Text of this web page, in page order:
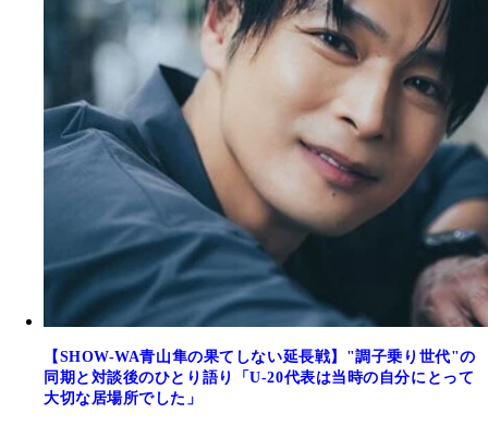
【SHOW-WA青山隼の果てしない延長戦】"調子乗り世代"の
同期と対談後のひとり語り「U-20代表は当時の自分にとって
大切な居場所でした」